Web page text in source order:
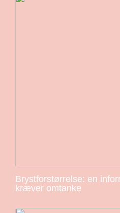
Brystforstørrelse: en
kræver omtanke